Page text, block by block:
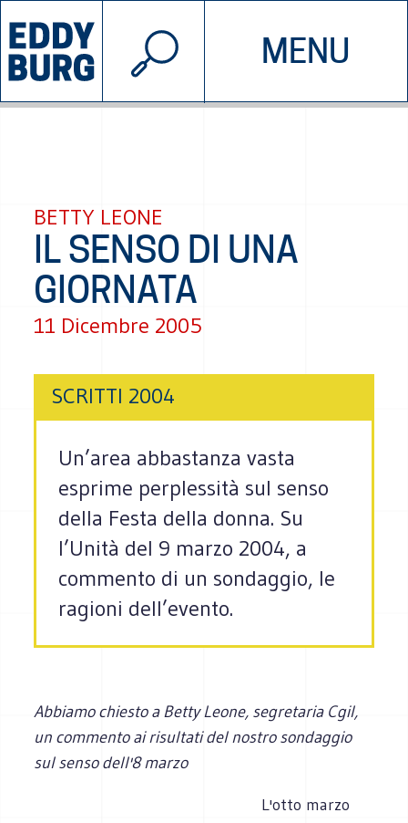
MENU
INIZIATIVE CHI SIAMO
© 2026 EDDYBURG
BETTY LEONE
IL SENSO DI UNA
GIORNATA
11 Dicembre 2005
SCRITTI 2004
Un’area abbastanza vasta
esprime perplessità sul senso
della Festa della donna. Su
l’Unità del 9 marzo 2004, a
commento di un sondaggio, le
ragioni dell’evento.
Abbiamo chiesto a Betty Leone, segretaria Cgil,
un commento ai risultati del nostro sondaggio
sul senso dell'8 marzo
L'otto marzo